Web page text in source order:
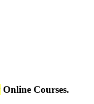
Online Courses.